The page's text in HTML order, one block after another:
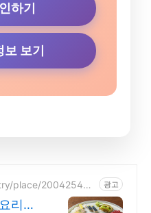
하기
보기
place/200425433
광고
리주